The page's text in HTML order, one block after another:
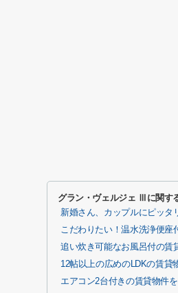
グラン・ヴェルジェ Ⅲに関す
新婚さん、カップルにピッタ
こだわりたい！温水洗浄便座
追い炊き可能なお風呂付の賃
12帖以上の広めのLDKの賃貸
エアコン2台付きの賃貸物件